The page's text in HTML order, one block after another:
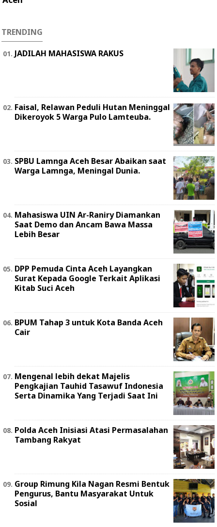
TRENDING
JADILAH MAHASISWA RAKUS
Faisal, Relawan Peduli Hutan Meninggal
Dikeroyok 5 Warga Pulo Lamteuba.
SPBU Lamnga Aceh Besar Abaikan saat
Warga Lamnga, Meningal Dunia.
Mahasiswa UIN Ar-Raniry Diamankan
Saat Demo dan Ancam Bawa Massa
Lebih Besar
DPP Pemuda Cinta Aceh Layangkan
Surat Kepada Google Terkait Aplikasi
Kitab Suci Aceh
BPUM Tahap 3 untuk Kota Banda Aceh
Cair
Mengenal lebih dekat Majelis
Pengkajian Tauhid Tasawuf Indonesia
Serta Dinamika Yang Terjadi Saat Ini
Polda Aceh Inisiasi Atasi Permasalahan
Tambang Rakyat
Group Rimung Kila Nagan Resmi Bentuk
Pengurus, Bantu Masyarakat Untuk
Sosial